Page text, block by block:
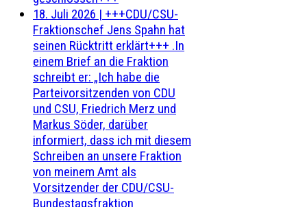
18. Juli 2026 | +++CDU/CSU-
Fraktionschef Jens Spahn hat
seinen Rücktritt erklärt+++ .In
einem Brief an die Fraktion
schreibt er: „Ich habe die
Parteivorsitzenden von CDU
und CSU, Friedrich Merz und
Markus Söder, darüber
informiert, dass ich mit diesem
Schreiben an unsere Fraktion
von meinem Amt als
Vorsitzender der CDU/CSU-
Bundestagsfraktion